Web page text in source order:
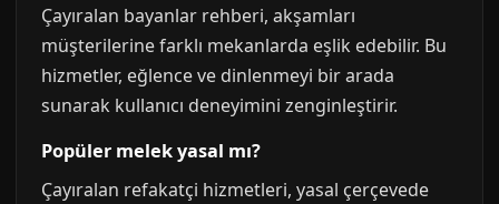
Çayıralan bayanlar rehberi, akşamları
müşterilerine farklı mekanlarda eşlik edebilir. Bu
hizmetler, eğlence ve dinlenmeyi bir arada
sunarak kullanıcı deneyimini zenginleştirir.
Popüler melek yasal mı?
Çayıralan refakatçi hizmetleri, yasal çerçevede